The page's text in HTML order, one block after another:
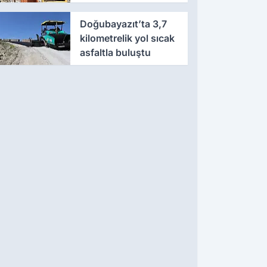
Doğubayazıt’ta 3,7
kilometrelik yol sıcak
asfaltla buluştu